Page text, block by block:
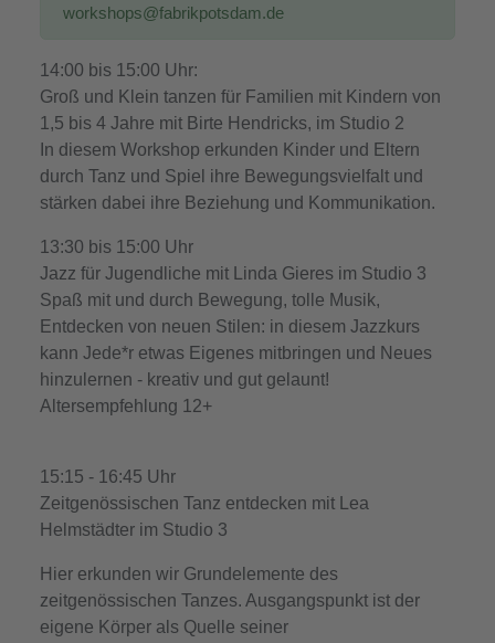
workshops@fabrikpotsdam.de
14:00 bis 15:00 Uhr:
Groß und Klein tanzen für Familien mit Kindern von
1,5 bis 4 Jahre mit Birte Hendricks, im Studio 2
In diesem Workshop erkunden Kinder und Eltern
durch Tanz und Spiel ihre Bewegungsvielfalt und
stärken dabei ihre Beziehung und Kommunikation.
13:30 bis 15:00 Uhr
Jazz für Jugendliche mit Linda Gieres im Studio 3
Spaß mit und durch Bewegung, tolle Musik,
Entdecken von neuen Stilen: in diesem Jazzkurs
kann Jede*r etwas Eigenes mitbringen und Neues
hinzulernen - kreativ und gut gelaunt!
Altersempfehlung 12+
15:15 - 16:45 Uhr
Zeitgenössischen Tanz entdecken mit Lea
Helmstädter im Studio 3
Hier erkunden wir Grundelemente des
zeitgenössischen Tanzes. Ausgangspunkt ist der
eigene Körper als Quelle seiner